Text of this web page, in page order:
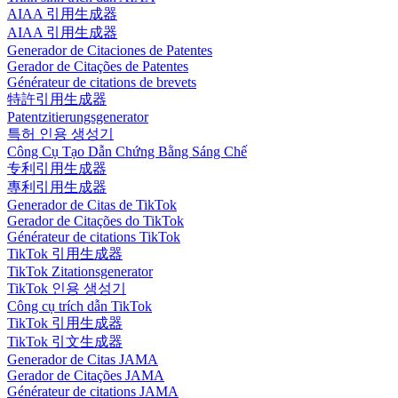
AIAA 引用生成器
AIAA 引用生成器
Generador de Citaciones de Patentes
Gerador de Citações de Patentes
Générateur de citations de brevets
特許引用生成器
Patentzitierungsgenerator
특허 인용 생성기
Công Cụ Tạo Dẫn Chứng Bằng Sáng Chế
专利引用生成器
專利引用生成器
Generador de Citas de TikTok
Gerador de Citações do TikTok
Générateur de citations TikTok
TikTok 引用生成器
TikTok Zitationsgenerator
TikTok 인용 생성기
Công cụ trích dẫn TikTok
TikTok 引用生成器
TikTok 引文生成器
Generador de Citas JAMA
Gerador de Citações JAMA
Générateur de citations JAMA